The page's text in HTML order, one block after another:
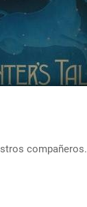
compañeros.